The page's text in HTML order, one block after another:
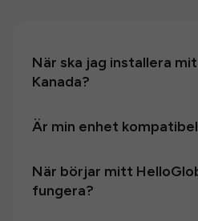
När ska jag installera
Kanada?
Är min enhet
När börjar mitt
fungera?